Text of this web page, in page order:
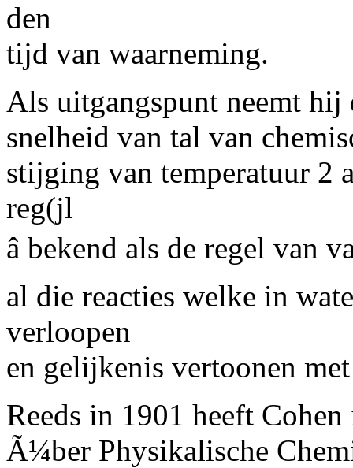
den
tijd van waarneming.
Als uitgangspunt neemt hij
snelheid van tal van
stijging van temperatuur 2
reg(jl
â bekend als de regel van
al die reacties welke in
verloopen
en gelijkenis vertoonen
Reeds in 1901 heeft
Ã¼ber Physikalische